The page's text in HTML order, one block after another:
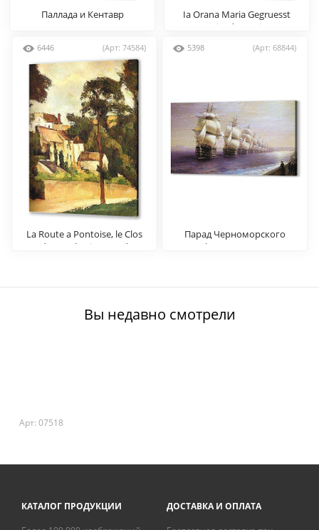
Паллада и Кентавр
Ia Orana Maria Gegruesst
seist du Maria
6446 (Арт: 74584)
La Route a Pontoise, le Clos
des Mathurins Detail
5398 (Арт: 68844)
Парад Черноморского
флота в 1849 г.
Вы недавно смотрели
Арт: 07518
КАТАЛОГ ПРОДУКЦИИ
ДОСТАВКА И ОПЛАТА